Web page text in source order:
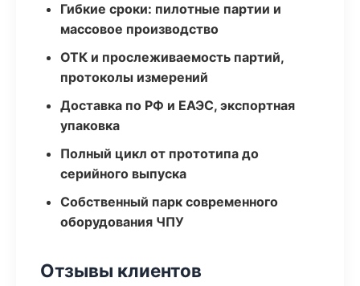
Гибкие сроки: пилотные партии и
массовое производство
ОТК и прослеживаемость партий,
протоколы измерений
Доставка по РФ и ЕАЭС, экспортная
упаковка
Полный цикл от прототипа до
серийного выпуска
Собственный парк современного
оборудования ЧПУ
Отзывы клиентов